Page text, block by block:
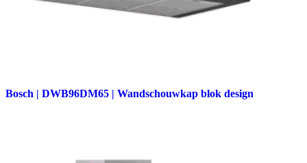
Bosch | DWB96DM65 | Wandschouwkap blok design